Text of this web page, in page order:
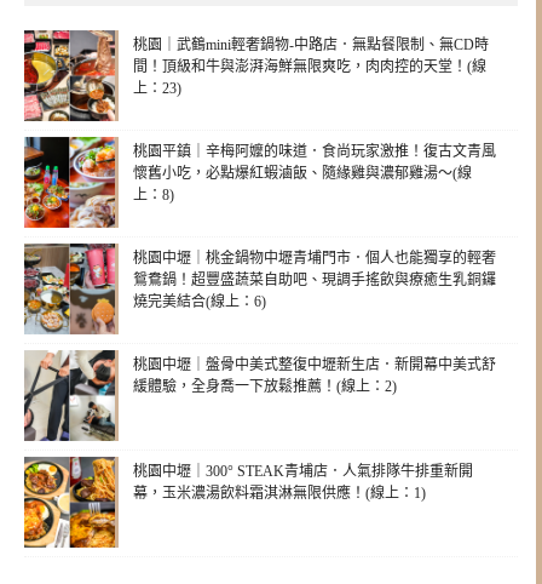
桃園｜武鶴mini輕奢鍋物-中路店．無點餐限制、無CD時
間！頂級和牛與澎湃海鮮無限爽吃，肉肉控的天堂！(線
上：23)
桃園平鎮｜辛梅阿嬤的味道．食尚玩家激推！復古文青風
懷舊小吃，必點爆紅蝦滷飯、隨緣雞與濃郁雞湯～(線
上：8)
桃園中壢｜桃金鍋物中壢青埔門市．個人也能獨享的輕奢
鴛鴦鍋！超豐盛蔬菜自助吧、現調手搖飲與療癒生乳銅鑼
燒完美結合(線上：6)
桃園中壢｜盤骨中美式整復中壢新生店．新開幕中美式舒
緩體驗，全身喬一下放鬆推薦！(線上：2)
桃園中壢｜300° STEAK青埔店．人氣排隊牛排重新開
幕，玉米濃湯飲料霜淇淋無限供應！(線上：1)